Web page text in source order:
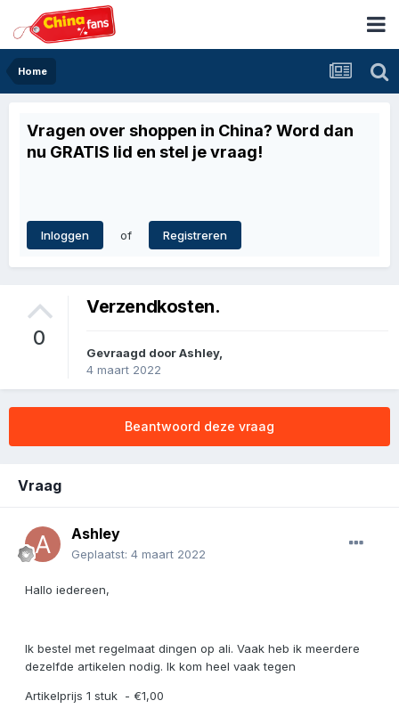
Home
Vragen over shoppen in China? Word dan
nu GRATIS lid en stel je vraag!
Inloggen of Registreren
0
Verzendkosten.
Gevraagd doorAshley,
4 maart 2022
Beantwoord deze vraag
Vraag
Ashley
Geplaatst: 4 maart 2022
Hallo iedereen,
Ik bestel met regelmaat dingen op ali. Vaak heb ik meerdere
dezelfde artikelen nodig. Ik kom heel vaak tegen
Artikelprijs 1 stuk - €1,00